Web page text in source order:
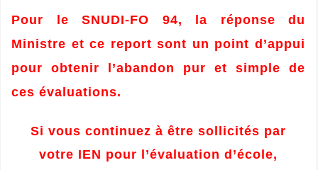
Pour le SNUDI-FO 94, la réponse du
Ministre et ce report sont un point d’appui
pour obtenir l’abandon pur et simple de
ces évaluations.
Si vous continuez à être sollicités par
votre IEN pour l’évaluation d’école,